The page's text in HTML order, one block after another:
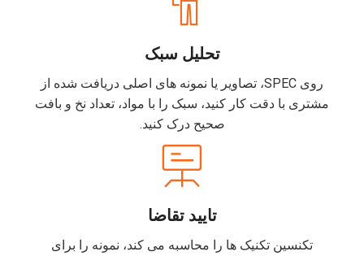
تحلیل سبک
روی SPEC، تصاویر یا نمونه های اصلی دریافت شده از
مشتری با دقت کار کنید، سبک را با مواد، تعداد نخ و بافت
صحیح درک کنید.
تایید تقاضا
تکنسین تکنیک ها را محاسبه می کند، نمونه را برای